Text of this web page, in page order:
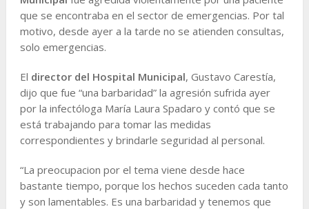
que se encontraba en el sector de emergencias. Por tal
motivo, desde ayer a la tarde no se atienden consultas,
solo emergencias.
El director del Hospital Municipal, Gustavo Carestía,
dijo que fue “una barbaridad” la agresión sufrida ayer
por la infectóloga María Laura Spadaro y contó que se
está trabajando para tomar las medidas
correspondientes y brindarle seguridad al personal.
“La preocupacion por el tema viene desde hace
bastante tiempo, porque los hechos suceden cada tanto
y son lamentables. Es una barbaridad y tenemos que